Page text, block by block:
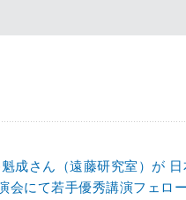
成さん（遠藤研究室）が
会にて若手優秀講演フェロ